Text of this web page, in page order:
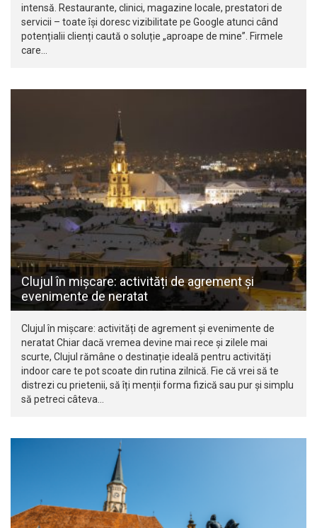
intensă. Restaurante, clinici, magazine locale, prestatori de
servicii – toate își doresc vizibilitate pe Google atunci când
potențialii clienți caută o soluție „aproape de mine”. Firmele
care…
Clujul în mișcare: activități de agrement și
evenimente de neratat
Clujul în mișcare: activități de agrement și evenimente de
neratat Chiar dacă vremea devine mai rece și zilele mai
scurte, Clujul rămâne o destinație ideală pentru activități
indoor care te pot scoate din rutina zilnică. Fie că vrei să te
distrezi cu prietenii, să îți menții forma fizică sau pur și simplu
să petreci câteva…